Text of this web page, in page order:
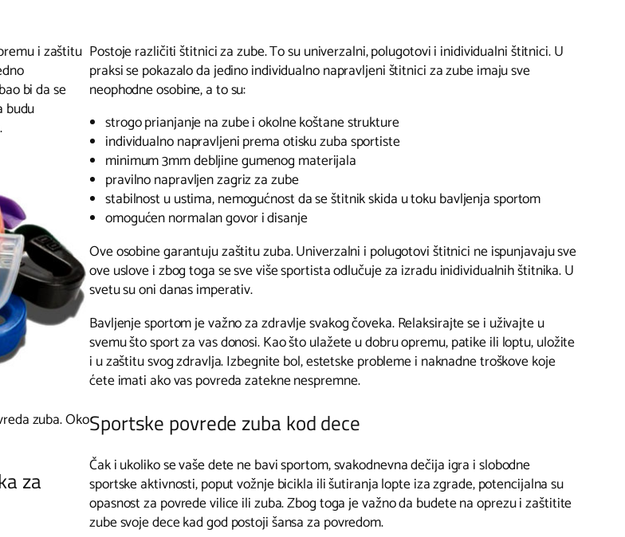
i zaštitu
bi da se
budu
zuba. Oko
za
Postoje različiti štitnici za zube. To su univerzalni, polugotovi i inidividualni štitnici. U
praksi se pokazalo da jedino individualno napravljeni štitnici za zube imaju sve
neophodne osobine, a to su:
strogo prianjanje na zube i okolne koštane strukture
individualno napravljeni prema otisku zuba sportiste
minimum 3mm debljine gumenog materijala
pravilno napravljen zagriz za zube
stabilnost u ustima, nemogućnost da se štitnik skida u toku bavljenja sportom
omogućen normalan govor i disanje
Ove osobine garantuju zaštitu zuba. Univerzalni i polugotovi štitnici ne ispunjavaju sve
ove uslove i zbog toga se sve više sportista odlučuje za izradu inidividualnih štitnika. U
svetu su oni danas imperativ.
Bavljenje sportom je važno za zdravlje svakog čoveka. Relaksirajte se i uživajte u
svemu što sport za vas donosi. Kao što ulažete u dobru opremu, patike ili loptu, uložite
i u zaštitu svog zdravlja. Izbegnite bol, estetske probleme i naknadne troškove koje
ćete imati ako vas povreda zatekne nespremne.
Sportske povrede zuba kod dece
Čak i ukoliko se vaše dete ne bavi sportom, svakodnevna dečija igra i slobodne
sportske aktivnosti, poput vožnje bicikla ili šutiranja lopte iza zgrade, potencijalna su
opasnost za povrede vilice ili zuba. Zbog toga je važno da budete na oprezu i zaštitite
zube svoje dece kad god postoji šansa za povredom.